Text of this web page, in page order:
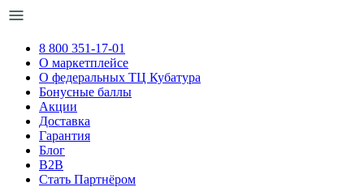
8 800 351-17-01
О маркетплейсе
О федеральных ТЦ Кубатура
Бонусные баллы
Акции
Доставка
Гарантия
Блог
B2B
Стать Партнёром